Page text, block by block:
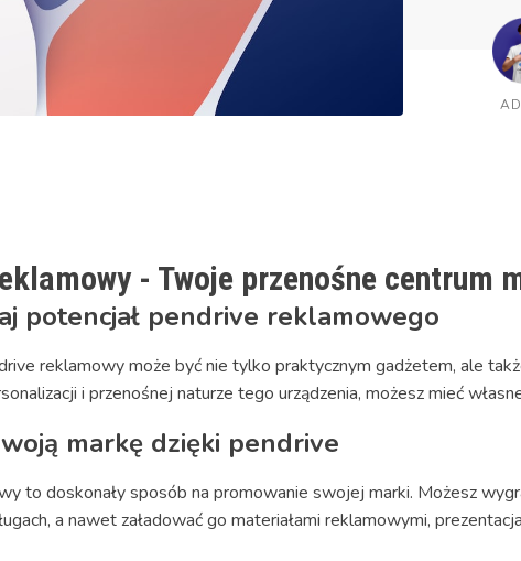
- Twoje przenośne centrum
potencjał pendrive reklamowego
reklamowy może być nie tylko praktycznym gadżetem, ale
i przenośnej naturze tego urządzenia, możesz mieć
markę dzięki pendrive
to doskonały sposób na promowanie swojej marki. Możesz
a nawet załadować go materiałami reklamowymi,